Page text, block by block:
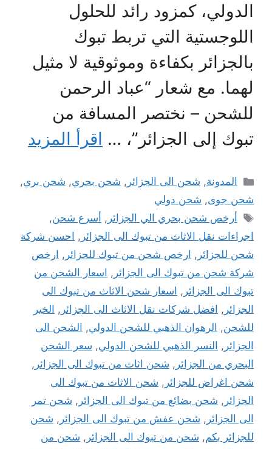
الدولي، كمزود رائد للحلول
اللوجستية التي تربط تبوك
بالجزائر بكفاءة وموثوقية لا مثيل
لهما. مع شعار “عباد الرحمن
للشحن – نختصر المسافة من
تبوك إلى الجزائر”، … اقرأ المزيد
التصنيفات
المدونة, شحن الى الجزائر , شحن بحري, شحن بري,
شحن جوى, شحن دولي
الوسوم
أرخص شحن بحري الي الجزائر , أسرع شحن,
اجراءات نقل الاثاث من تبوك الى الجزائر , احسن شركة
شحن للجزائر , ارخص شحن من تبوك للجزائر , ارخص
شركة شحن من تبوك الى الجزائر , اسعار الشحن من
تبوك الى الجزائر , اسعار شحن الاثاث من تبوك الى
الجزائر , افضل شركات نقل الاثاث الى الجزائر , الخير
للشحن, الرهوان الذهبي للشحن الدولي, الشحن الى
الجزائر , النسر الذهبي للشحن الدولي, سعر الشحن
البحري من الجزائر , شحن اثاث من تبوك الى الجزائر ,
شحن اغراض للجزائر , شحن الاثاث من تبوك الى
الجزائر , شحن بضائع من تبوك الى الجزائر , شحن تمر
الى الجزائر , شحن عفش من تبوك الى الجزائر , شحن
للجزائر بكم, شحن من تبوك الى الجزائر , شحن من